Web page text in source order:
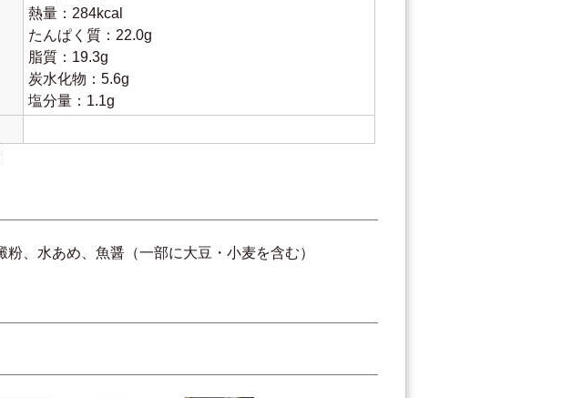
熱量：284kcal
たんぱく質：22.0g
脂質：19.3g
炭水化物：5.6g
塩分量：1.1g
、水あめ、魚醤（一部に大豆・小麦を含む）